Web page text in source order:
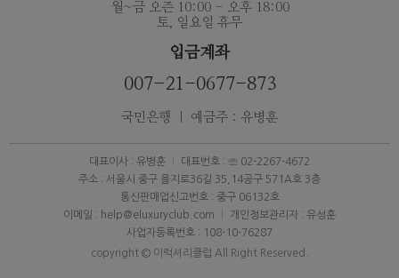
월~금 오즌 10:00 - 오후 18:00
토, 일요일 휴무
입금계좌
007-21-0677-873
국민은행 ｜ 예금주 : 유병훈
대표이사 : 유병훈
대표번호 : ☏ 02-2267-4672
주소 : 서울시 중구 을지로36길 35,14공구 571A호 3층
통신판매업신고번호 : 중구 06132호
이메일 : help@eluxuryclub.com
개인정보관리자 : 유성훈
사업자등록번호 : 108-10-76287
copyright © 이럭셔리클럽 All Right Reserved.